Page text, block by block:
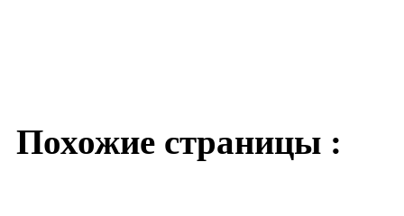
Похожие страницы :